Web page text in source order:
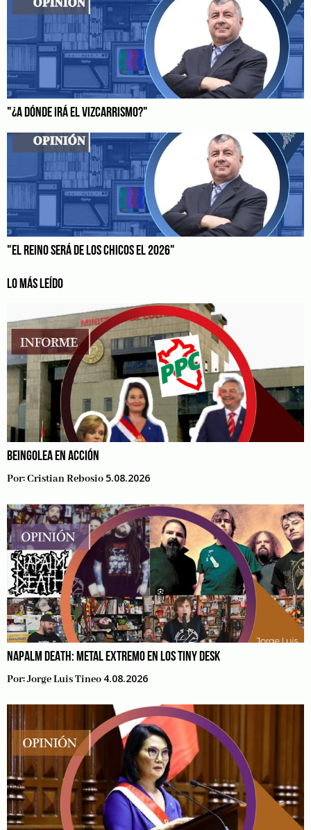
"¿A DÓNDE IRÁ EL VIZCARRISMO?"
"EL REINO SERÁ DE LOS CHICOS EL 2026"
LO MÁS LEÍDO
BEINGOLEA EN ACCIÓN
Por:Cristian Rebosio 5.08.2026
NAPALM DEATH: METAL EXTREMO EN LOS TINY DESK
Por:Jorge Luis Tineo 4.08.2026